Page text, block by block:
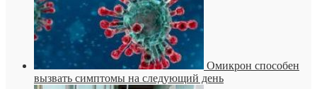
Омикрон способен
вызвать симптомы на следующий день